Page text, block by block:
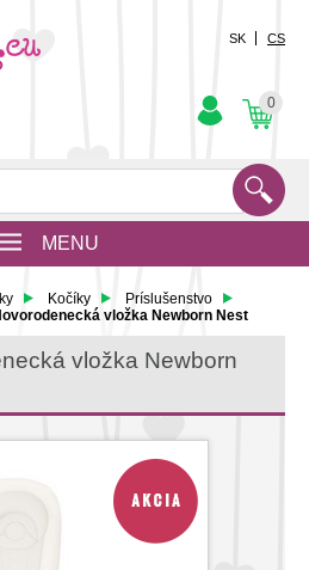
0
SK CS
MENU
Kočíky
Príslušenstvo
vložka Newborn Nest
vložka Newborn